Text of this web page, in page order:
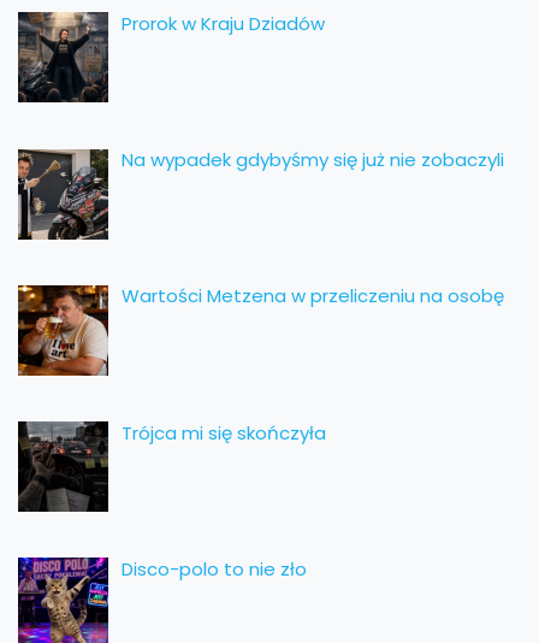
Prorok w Kraju Dziadów
Na wypadek gdybyśmy się już nie zobaczyli
Wartości Metzena w przeliczeniu na osobę
Trójca mi się skończyła
Disco-polo to nie zło